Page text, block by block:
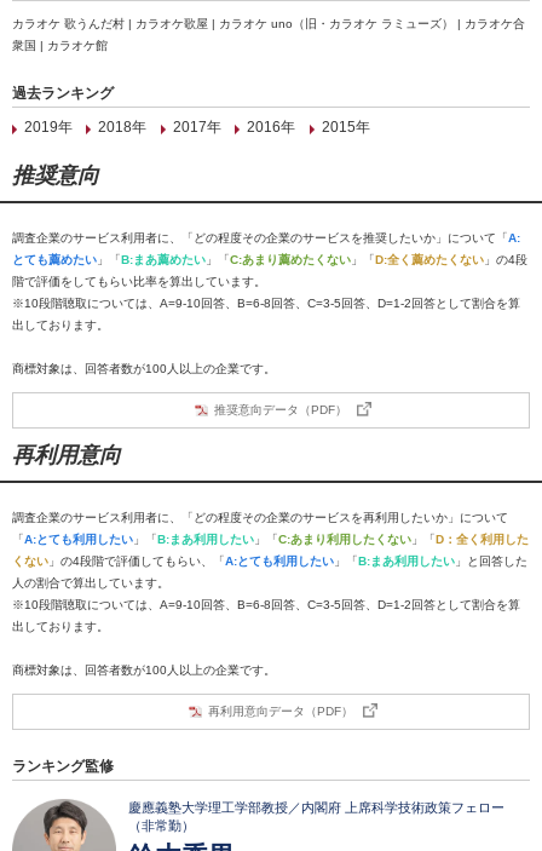
カラオケ 歌うんだ村 | カラオケ歌屋 | カラオケ uno（旧・カラオケ ラミューズ） | カラオケ合
衆国 | カラオケ館
過去ランキング
2019年
2018年 2017年 2016年 2015年
推奨意向
調査企業のサービス利用者に、「どの程度その企業のサービスを推奨したいか」について「A:
とても薦めたい 」「B:まあ薦めたい 」「C:あまり薦めたくない 」「D:全く薦めたくない 」の4段
階で評価をしてもらい比率を算出しています。
※10段階聴取については、A=9-10回答、B=6-8回答、C=3-5回答、D=1-2回答として割合を算
出しております。
商標対象は、回答者数が100人以上の企業です。
推奨意向データ（PDF）
再利用意向
調査企業のサービス利用者に、「どの程度その企業のサービスを再利用したいか」について
「A:とても利用したい 」「B:まあ利用したい 」「C:あまり利用したくない 」「D：全く利用した
くない 」の4段階で評価してもらい、「A:とても利用したい 」「B:まあ利用したい 」と回答した
人の割合で算出しています。
※10段階聴取については、A=9-10回答、B=6-8回答、C=3-5回答、D=1-2回答として割合を算
出しております。
商標対象は、回答者数が100人以上の企業です。
再利用意向データ（PDF）
ランキング監修
慶應義塾大学理工学部教授／内閣府 上席科学技術政策フェロー
（非常勤）